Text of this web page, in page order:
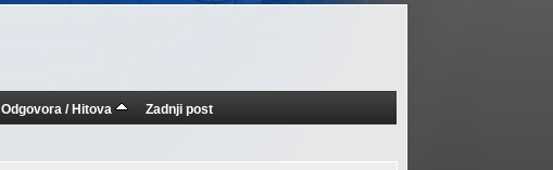
Odgovora /Hitova Zadnji post